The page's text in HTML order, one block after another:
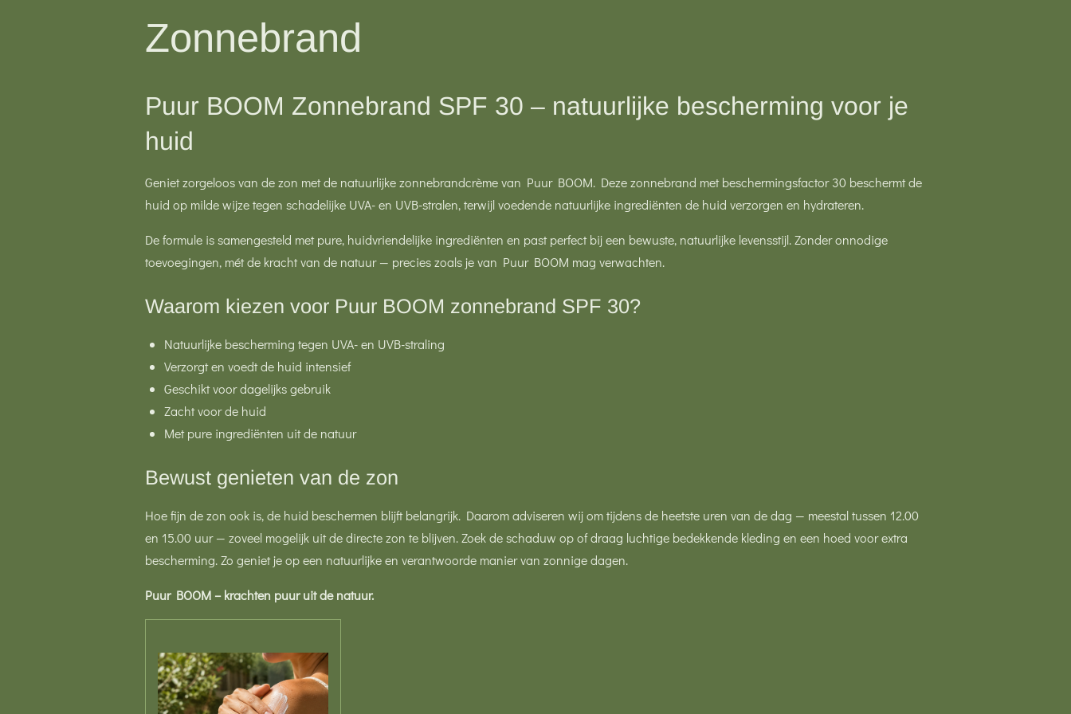
Zonnebrand
Puur BOOM Zonnebrand SPF 30 – natuurlijke bescherming voor je
huid
Geniet zorgeloos van de zon met de natuurlijke zonnebrandcrème van Puur BOOM. Deze zonnebrand met beschermingsfactor 30 beschermt de
huid op milde wijze tegen schadelijke UVA- en UVB-stralen, terwijl voedende natuurlijke ingrediënten de huid verzorgen en hydrateren.
De formule is samengesteld met pure, huidvriendelijke ingrediënten en past perfect bij een bewuste, natuurlijke levensstijl. Zonder onnodige
toevoegingen, mét de kracht van de natuur — precies zoals je van Puur BOOM mag verwachten.
Waarom kiezen voor Puur BOOM zonnebrand SPF 30?
Natuurlijke bescherming tegen UVA- en UVB-straling
Verzorgt en voedt de huid intensief
Geschikt voor dagelijks gebruik
Zacht voor de huid
Met pure ingrediënten uit de natuur
Bewust genieten van de zon
Hoe fijn de zon ook is, de huid beschermen blijft belangrijk. Daarom adviseren wij om tijdens de heetste uren van de dag — meestal tussen 12.00
en 15.00 uur — zoveel mogelijk uit de directe zon te blijven. Zoek de schaduw op of draag luchtige bedekkende kleding en een hoed voor extra
bescherming. Zo geniet je op een natuurlijke en verantwoorde manier van zonnige dagen.
Puur BOOM – krachten puur uit de natuur.